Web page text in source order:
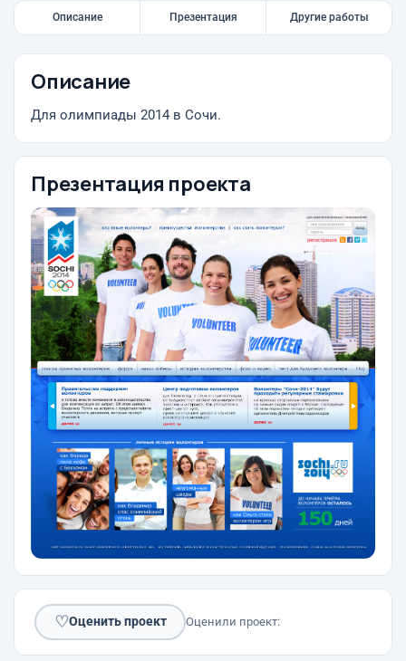
Описание Презентация Другие работы
Описание
Для олимпиады 2014 в Сочи.
Презентация проекта
♡Оценить проект Оценили проект: